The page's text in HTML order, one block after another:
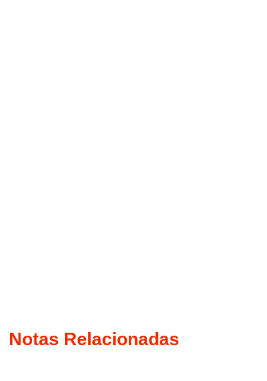
Notas Relacionadas